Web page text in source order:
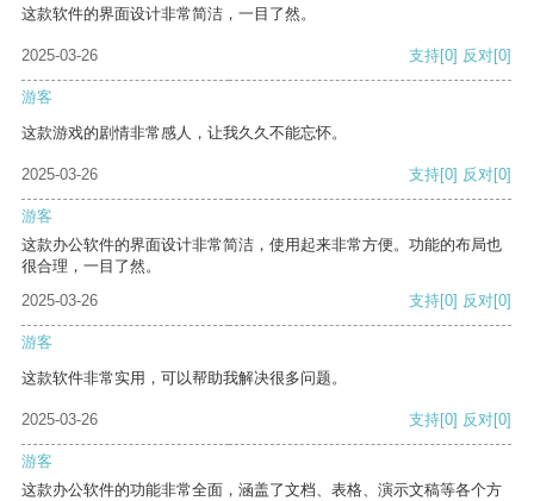
这款软件的界面设计非常简洁，一目了然。
2025-03-26 支持[0] 反对[0]
游客
这款游戏的剧情非常感人，让我久久不能忘怀。
2025-03-26 支持[0] 反对[0]
游客
这款办公软件的界面设计非常简洁，使用起来非常方便。功能的布局也
很合理，一目了然。
2025-03-26
支持[0] 反对[0]
游客
这款软件非常实用，可以帮助我解决很多问题。
2025-03-26 支持[0] 反对[0]
游客
这款办公软件的功能非常全面，涵盖了文档、表格、演示文稿等各个方